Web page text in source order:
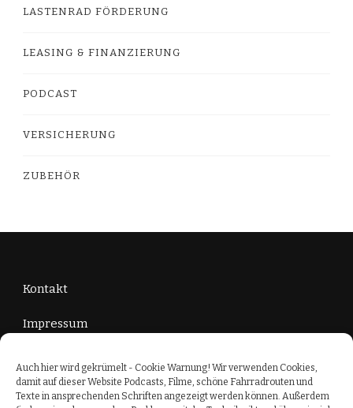
Auch hier wird gekrümelt - Cookie Warnung! Wir verwenden Cookies,
damit auf dieser Website Podcasts, Filme, schöne Fahrradrouten und
Texte in ansprechenden Schriften angezeigt werden können. Außerdem
LASTENRAD FÖRDERUNG
LEASING & FINANZIERUNG
PODCAST
VERSICHERUNG
ZUBEHÖR
Kontakt
Impressum
Cookie-Richtlinie (EU)